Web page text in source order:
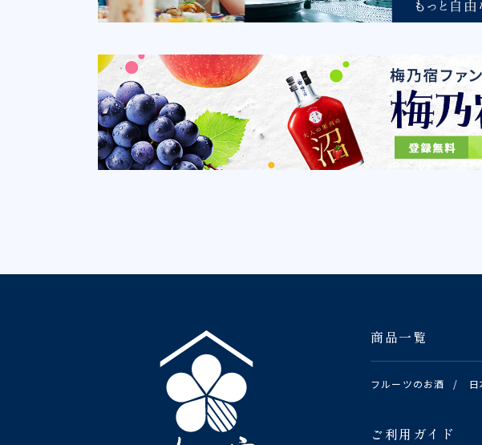
商品一覧
フルーツのお酒 /
ご利用ガイド